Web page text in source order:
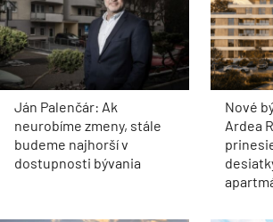
Ján Palenčár: Ak
neurobíme zmeny, stále
budeme najhorší v
dostupnosti bývania
Nové
Ardea